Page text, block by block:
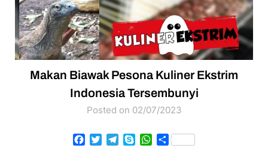
Makan Biawak Pesona Kuliner Ekstrim
Indonesia Tersembunyi
Posted on 02/07/2023
Facebook
TwitterTelegram
SkypeWhatsApp
Share